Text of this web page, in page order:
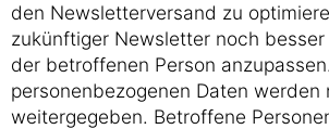
den Newsletterversand zu
zukünftiger Newsletter noch
der betroffenen Person
personenbezogenen Daten werden
weitergegeben. Betroffene